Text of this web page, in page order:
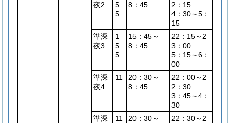
夜2
5.
5
8：45
2：15
4：30～5：
15
準深
夜3
1
5.
5
15：45～
8：45
22：15～2
3：00
5：15～6：
00
準深
夜4
11
20：30～
8：45
22：00～2
2：30
3：45～4：
30
準深
11
20：30～
22：30～2